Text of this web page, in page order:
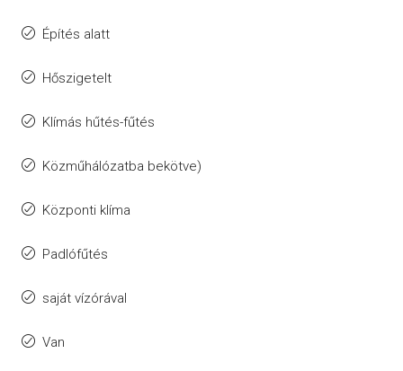
Építés alatt
Hőszigetelt
Klímás hűtés-fűtés
Közműhálózatba bekötve)
Központi klíma
Padlófűtés
saját vízórával
Van